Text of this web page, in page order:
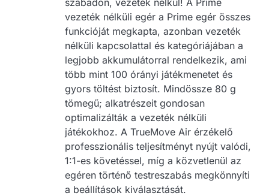
szabadon, vezeték nélkül! A Prime
vezeték nélküli egér a Prime egér összes
funkcióját megkapta, azonban vezeték
nélküli kapcsolattal és kategóriájában a
legjobb akkumulátorral rendelkezik, ami
több mint 100 órányi játékmenetet és
gyors töltést biztosít. Mindössze 80 g
tömegű; alkatrészeit gondosan
optimalizálták a vezeték nélküli
játékokhoz. A TrueMove Air érzékelő
professzionális teljesítményt nyújt valódi,
1:1-es követéssel, míg a közvetlenül az
egéren történő testreszabás megkönnyíti
a beállítások kiválasztását.